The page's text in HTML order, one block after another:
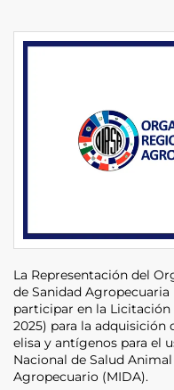
La Representación del
de Sanidad Agropecuaria
participar en la Licitación
2025) para la
elisa y antígenos para el
Nacional de Salud
Agropecuario (MIDA).